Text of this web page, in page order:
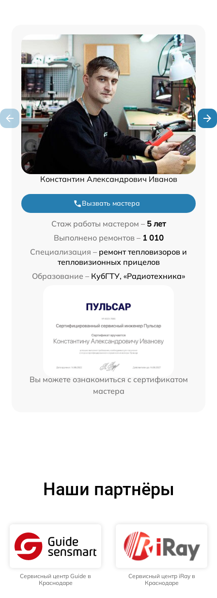
Константин Александрович Иванов
Вызвать мастера
Стаж работы мастером – 5 лет
Выполнено ремонтов – 1 010
Специализация – ремонт тепловизоров и
тепловизионных прицелов
Образование – КубГТУ, «Радиотехника»
Вы можете ознакомиться с сертификатом
мастера
Наши партнёры
Сервисный центр Guide в
Краснодаре
Сервисный центр iRay в
Краснодаре